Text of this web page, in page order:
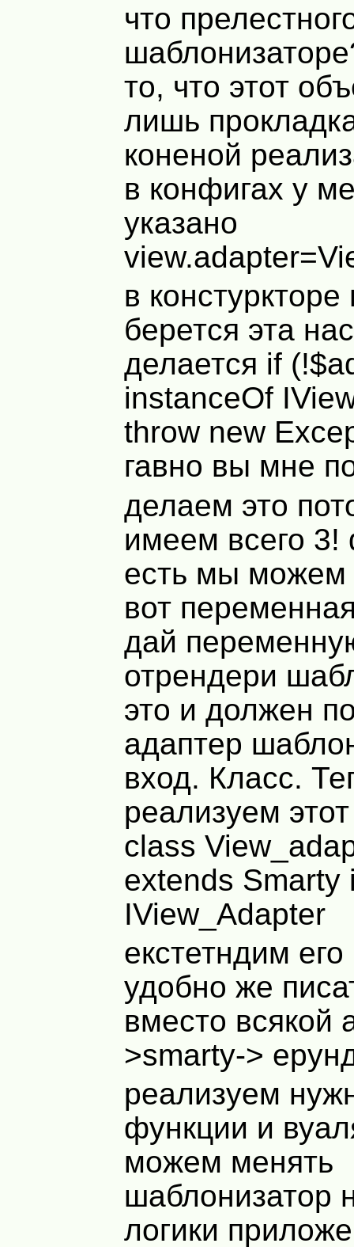
что
то, что этот
лишь
коненой
в конфигах у
указано
в
берется эта
делается if
instanceOf
throw new
гавно вы мне
делаем это
имеем всего 3!
есть мы можем
вот
дай
отрендери
это и должен
адаптер
вход. Класс.
реализуем
class
extends Smarty
IView_Adapter
екстетндим
удобно же
вместо всякой
>smarty->
реализуем
функции и
можем менять
шаблонизатор
логики